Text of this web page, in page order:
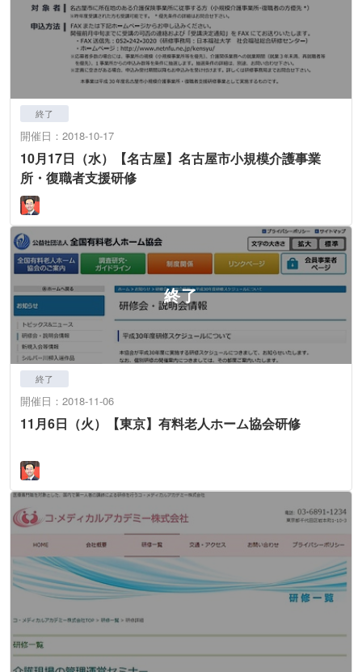
終了
開催日：2018-10-17
10月17日（水）【名古屋】名古屋市小規模介護事業
所・復職者支援研修
終了
開催日：2018-11-06
11月6日（火）【東京】有料老人ホーム協会研修